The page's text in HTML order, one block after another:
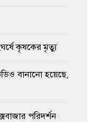
কৃষকের মৃত্যু
বানানো হয়েছে,
পরিদর্শন